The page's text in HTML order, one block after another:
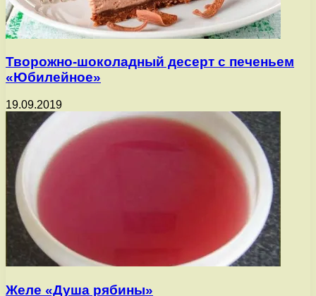
Творожно-шоколадный десерт с печеньем
«Юбилейное»
19.09.2019
Желе «Душа рябины»